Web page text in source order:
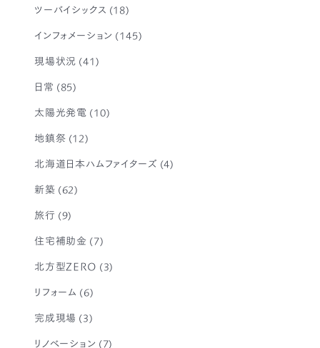
ツーバイシックス (18)
インフォメーション (145)
現場状況 (41)
日常 (85)
太陽光発電 (10)
地鎮祭 (12)
北海道日本ハムファイターズ (4)
新築 (62)
旅行 (9)
住宅補助金 (7)
北方型ZERO (3)
リフォーム (6)
完成現場 (3)
リノベーション (7)